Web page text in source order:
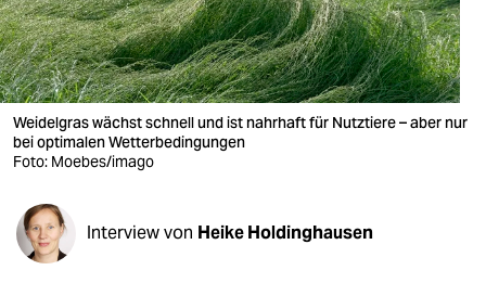
wahrheit
verlag
verlag
veranstaltungen
shop
fragen & hilfe
Weidelgras wächst schnell und ist nahrhaft für Nutztiere – aber nur
bei optimalen Wetterbedingungen
Foto: Moebes/imago
Interview von Heike Holdinghausen